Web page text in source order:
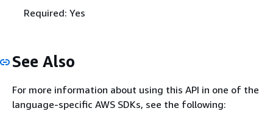
Required: Yes
See Also
For more information about using this API in one of the
language-specific AWS SDKs, see the following: